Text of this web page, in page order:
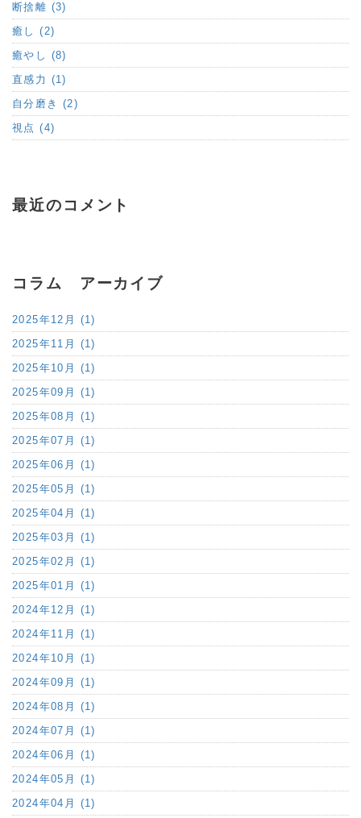
断捨離 (3)
癒し (2)
癒やし (8)
直感力 (1)
自分磨き (2)
視点 (4)
最近のコメント
コラム アーカイブ
2025年12月 (1)
2025年11月 (1)
2025年10月 (1)
2025年09月 (1)
2025年08月 (1)
2025年07月 (1)
2025年06月 (1)
2025年05月 (1)
2025年04月 (1)
2025年03月 (1)
2025年02月 (1)
2025年01月 (1)
2024年12月 (1)
2024年11月 (1)
2024年10月 (1)
2024年09月 (1)
2024年08月 (1)
2024年07月 (1)
2024年06月 (1)
2024年05月 (1)
2024年04月 (1)